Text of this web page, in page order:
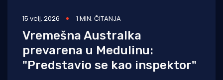
15 velj. 2026 1 MIN. ČITANJA
Vremešna Australka
prevarena u Medulinu:
"Predstavio se kao inspektor"